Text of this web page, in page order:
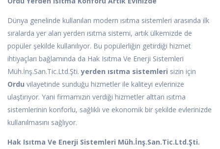
Dünya genelinde kullanılan modern ısıtma sistemleri arasında ilk
sıralarda yer alan yerden ısıtma sistemi, artık ülkemizde de
popüler şekilde kullanılıyor. Bu popülerliğin getirdiği hizmet
ihtiyaçları bağlamında da Hak Isıtma Ve Enerji Sistemleri
Müh.İnş.San.Tic.Ltd.Şti. yerden ısıtma sistemleri sizin için
Ordu vilayetinde sunduğu hizmetler ile kaliteyi evlerinize
ulaştırıyor. Yani firmamızın verdiği hizmetler alttan ısıtma
sistemlerinin konforlu, sağlıklı ve ekonomik bir şekilde evlerinizde
kullanılmasını sağlıyor.
Hak Isıtma Ve Enerji Sistemleri Müh.İnş.San.Tic.Ltd.Şti.